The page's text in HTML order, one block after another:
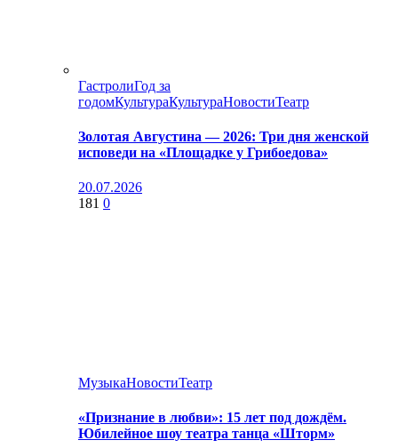
ГастролиГод за
годомКультураКультураНовостиТеатр
Золотая Августина — 2026: Три дня женской
исповеди на «Площадке у Грибоедова»
20.07.2026
181 0
МузыкаНовостиТеатр
«Признание в любви»: 15 лет под дождём.
Юбилейное шоу театра танца «Шторм»